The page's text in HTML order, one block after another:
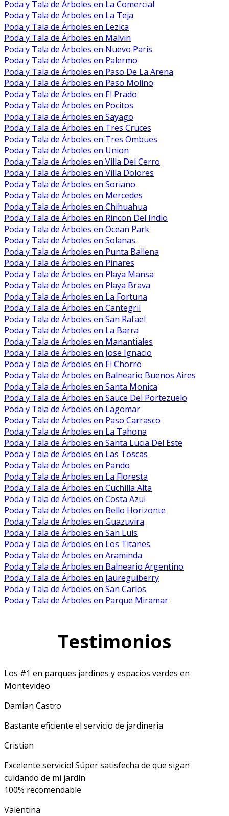
Poda y Tala de Árboles en La Comercial
Poda y Tala de Árboles en La Teja
Poda y Tala de Árboles en Lezica
Poda y Tala de Árboles en Malvin
Poda y Tala de Árboles en Nuevo Paris
Poda y Tala de Árboles en Palermo
Poda y Tala de Árboles en Paso De La Arena
Poda y Tala de Árboles en Paso Molino
Poda y Tala de Árboles en El Prado
Poda y Tala de Árboles en Pocitos
Poda y Tala de Árboles en Sayago
Poda y Tala de Árboles en Tres Cruces
Poda y Tala de Árboles en Tres Ombues
Poda y Tala de Árboles en Union
Poda y Tala de Árboles en Villa Del Cerro
Poda y Tala de Árboles en Villa Dolores
Poda y Tala de Árboles en Soriano
Poda y Tala de Árboles en Mercedes
Poda y Tala de Árboles en Chihuahua
Poda y Tala de Árboles en Rincon Del Indio
Poda y Tala de Árboles en Ocean Park
Poda y Tala de Árboles en Solanas
Poda y Tala de Árboles en Punta Ballena
Poda y Tala de Árboles en Pinares
Poda y Tala de Árboles en Playa Mansa
Poda y Tala de Árboles en Playa Brava
Poda y Tala de Árboles en La Fortuna
Poda y Tala de Árboles en Cantegril
Poda y Tala de Árboles en San Rafael
Poda y Tala de Árboles en La Barra
Poda y Tala de Árboles en Manantiales
Poda y Tala de Árboles en Jose Ignacio
Poda y Tala de Árboles en El Chorro
Poda y Tala de Árboles en Balneario Buenos Aires
Poda y Tala de Árboles en Santa Monica
Poda y Tala de Árboles en Sauce Del Portezuelo
Poda y Tala de Árboles en Lagomar
Poda y Tala de Árboles en Paso Carrasco
Poda y Tala de Árboles en La Tahona
Poda y Tala de Árboles en Santa Lucia Del Este
Poda y Tala de Árboles en Las Toscas
Poda y Tala de Árboles en Pando
Poda y Tala de Árboles en La Floresta
Poda y Tala de Árboles en Cuchilla Alta
Poda y Tala de Árboles en Costa Azul
Poda y Tala de Árboles en Bello Horizonte
Poda y Tala de Árboles en Guazuvira
Poda y Tala de Árboles en San Luis
Poda y Tala de Árboles en Los Titanes
Poda y Tala de Árboles en Araminda
Poda y Tala de Árboles en Balneario Argentino
Poda y Tala de Árboles en Jaureguiberry
Poda y Tala de Árboles en San Carlos
Poda y Tala de Árboles en Parque Miramar
Testimonios
Los #1 en parques jardines y espacios verdes en
Montevideo
Damian Castro
Bastante eficiente el servicio de jardineria
Cristian
Excelente servicio! Súper satisfecha de que sigan
cuidando de mi jardín
100% recomendable
Valentina